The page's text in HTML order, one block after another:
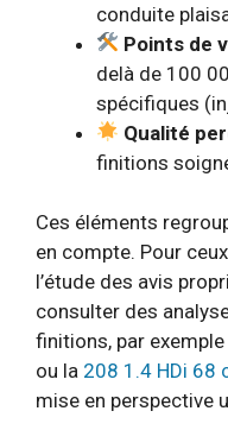
conduite
Points de
delà de 100
spécifiques
Qualité
finitions
Ces éléments
en compte. Pour
l’étude des avis
consulter des
finitions, par exemple
ou la 208 1.4 HDi 68
mise en perspective